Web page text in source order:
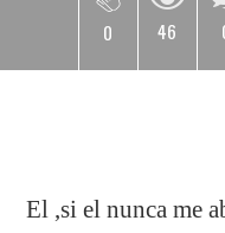
0 46
El ,si el nunca me